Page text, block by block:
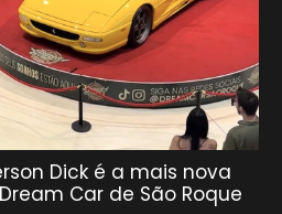
Dick é a mais nova
Car de São Roque